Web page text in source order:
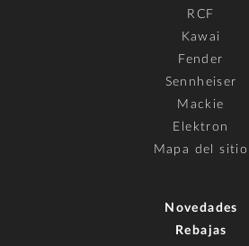
RCF
Kawai
Fender
Sennheiser
Mackie
Elektron
Mapa del sitio
Novedades
Rebajas